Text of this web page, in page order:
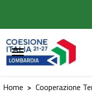
Home > Cooperazione